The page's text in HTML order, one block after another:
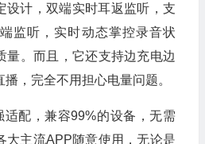
设计，双端实时耳返监听，支
监听，实时动态掌控录音状
量。而且，它还支持边充电边
，完全不用担心电量问题。
适配，兼容99%的设备，无需
大主流APP随意使用，无论是